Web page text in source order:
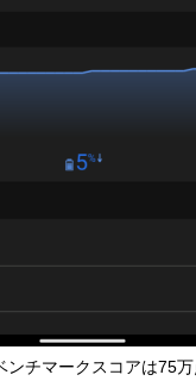
ンチマークスコアは75万